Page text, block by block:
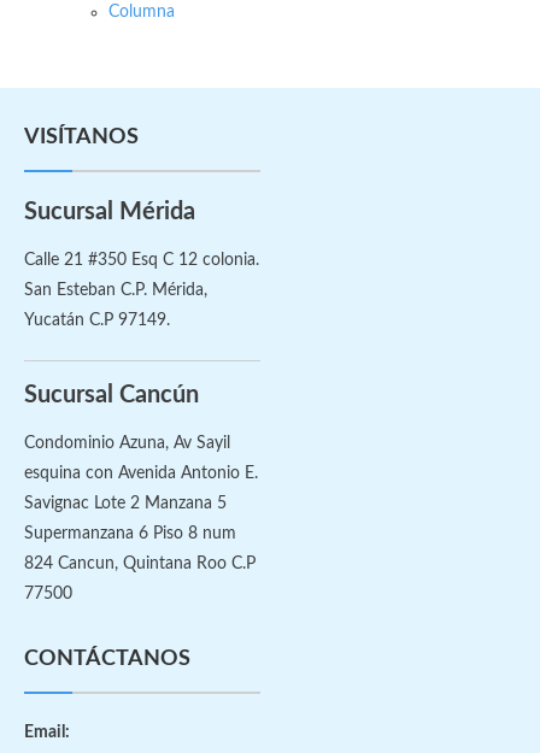
Columna
VISÍTANOS
Sucursal Mérida
Calle 21 #350 Esq C 12 colonia.
San Esteban C.P. Mérida,
Yucatán C.P 97149.
Sucursal Cancún
Condominio Azuna, Av Sayil
esquina con Avenida Antonio E.
Savignac Lote 2 Manzana 5
Supermanzana 6 Piso 8 num
824 Cancun, Quintana Roo C.P
77500
CONTÁCTANOS
Email: